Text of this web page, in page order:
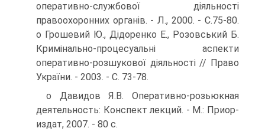
оперативно-службової діяльності
правоохоронних органів. - Л., 2000. - С.75-80.
o Грошевий Ю., Дідоренко Е., Розовський Б.
Кримінально-процесуальні аспекти
оперативно-розшукової діяльності // Право
України. - 2003. - С. 73-78.
о Давидов Я.В. Оперативно-розьюкная
деятельность: Конспект лекций. - М.: Приор-
издат, 2007. - 80 с.